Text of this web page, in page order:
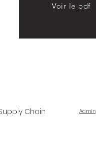
Voir le pdf
Chain
Admin